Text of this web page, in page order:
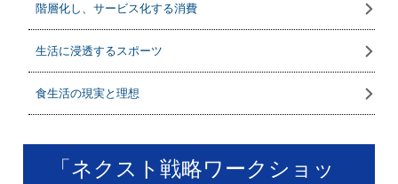
階層化し、サービス化する消費
生活に浸透するスポーツ
食生活の現実と理想
「ネクスト戦略ワークショッ